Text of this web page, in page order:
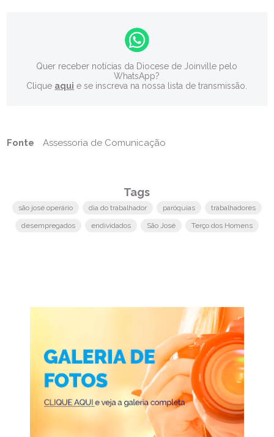
Quer receber notícias da Diocese de Joinville pelo
WhatsApp?
Clique aqui e se inscreva na nossa lista de transmissão.
Fonte Assessoria de Comunicação
Tags
são josé operário dia do trabalhador paróquias trabalhadores
desempregados endividados São José Terço dos Homens